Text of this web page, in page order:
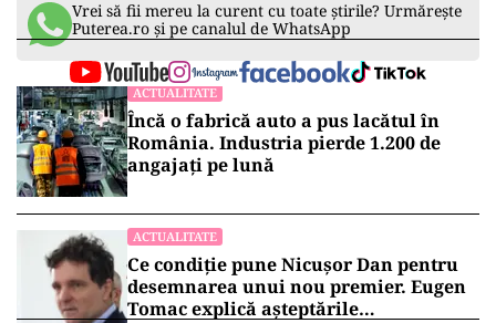
Vrei să fii mereu la curent cu toate știrile? Urmărește
Puterea.ro și pe canalul de WhatsApp
ACTUALITATE
Încă o fabrică auto a pus lacătul în
România. Industria pierde 1.200 de
angajați pe lună
ACTUALITATE
Ce condiție pune Nicușor Dan pentru
desemnarea unui nou premier. Eugen
Tomac explică așteptările